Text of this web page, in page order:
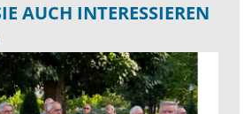
AUCH INTERESSIEREN